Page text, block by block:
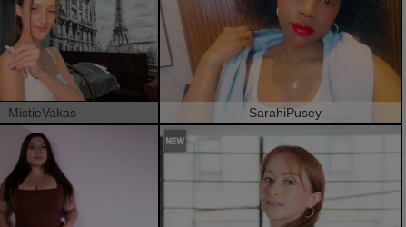
MistieVakas SarahiPusey